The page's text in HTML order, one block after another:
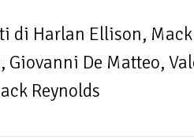
di Harlan Ellison,
Giovanni De Matteo,
Reynolds